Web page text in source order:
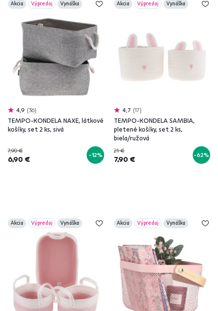
Akcia Výpredaj Vynáška
4,9 36
TEMPO-KONDELA NAXE, látkové
košíky, set 2 ks, sivá
7,90 €
6,90 € -12%
Akcia Výpredaj Vynáška
4,7 17
TEMPO-KONDELA SAMBIA,
pletené košíky, set 2 ks,
biela/ružová
21 €
7,90 € -62%
Akcia Výpredaj Vynáška Akcia Výpredaj Vynáška